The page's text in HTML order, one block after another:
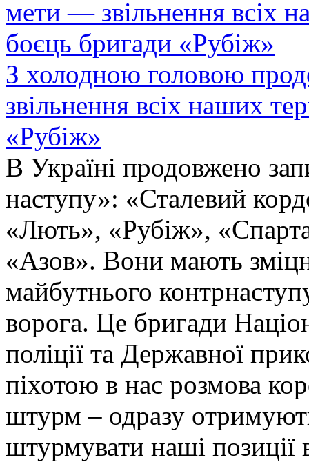
З холодною головою
звільнення всіх наших
«Рубіж»
В Україні продовжено
наступу»: «Сталевий
«Лють», «Рубіж»,
«Азов». Вони мають
майбутнього
ворога. Це бригади
поліції та Державної
піхотою в нас розмова
штурм – одразу
штурмувати наші позиції